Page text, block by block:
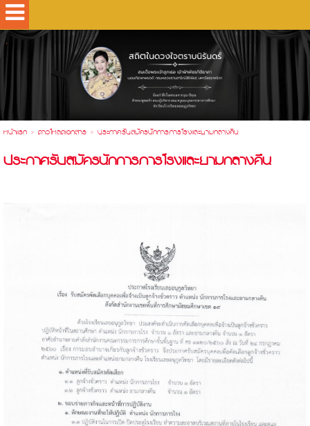
.
หน้าแรก> ดาวโหลดเอกสาร> ประกาศรับสมัครนักการภารโรงและยามกลางคืน
ประกาศรับสมัครนักการภารโรงและยามกลางคืน